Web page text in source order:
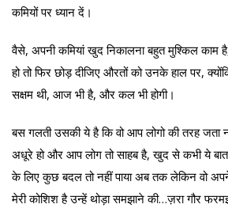
कमियों पर ध्यान दें।
वैसे, अपनी कमियां खुद निकालना बहुत मुश्किल
हो तो फिर छोड़ दीजिए औरतों को उनके हाल पर,
सक्षम थी, आज भी है, और कल भी होगी।
बस गलती उसकी ये है कि वो आप लोगो की तरह जता
अधूरे हो और आप लोग तो साहब है, खुद से कभी ये
के लिए कुछ बदल तो नहीं पाया अब तक लेकिन वो
मेरी कोशिश है उन्हें थोड़ा समझाने की…ज़रा गौर